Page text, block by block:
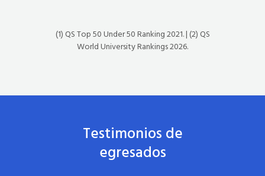
(1) QS Top 50 Under 50 Ranking 2021. | (2) QS
World University Rankings 2026.
Testimonios de
egresados